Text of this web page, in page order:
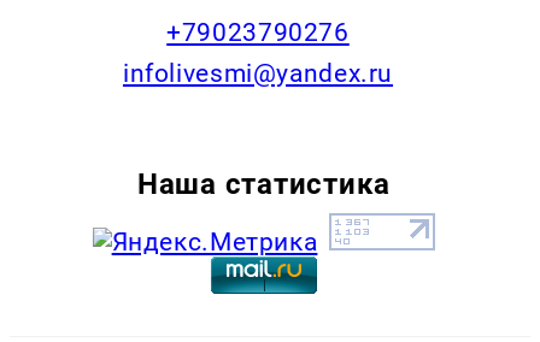
+79023790276
infolivesmi@yandex.ru
Наша статистика